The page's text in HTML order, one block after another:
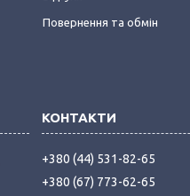
Повернення та обмін
+380 (44) 531-82-65
+380 (67) 773-62-65